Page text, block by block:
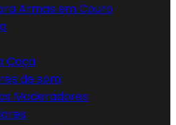
Armas em Couro
Caça
de som
Moderadores